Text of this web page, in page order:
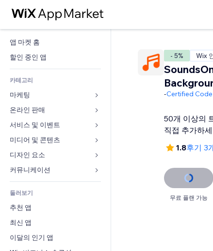
앱 마켓 홈
할인 중인 앱
카테고리
마케팅
광고
모바일
사이트 통계
사이트 목록
이메일
온라인 판매
쇼핑몰 관련 앱
배송
판매 버튼
회계
쿠폰 및 로열티
창고 서비스
서비스 및 이벤트
호텔
이벤트
음식점
부동산
예약
미디어 및 콘텐츠
갤러리
뮤직
팟캐스트
사진
동영상
PDF
파일 공유
소식
디자인 요소
지도 및 내비게이션
개인정보 및 보안
시계
페이지 템플릿
이미지 효과
버튼 & 메뉴
양식
블로그
설문
채팅
메모
둘러보기
추천 앱
최신 앱
이달의 인기 앱
- 5% Wix
-Certified Code
50개 이상의
직접 추가하
1.8후기 3
무료 플랜 가능